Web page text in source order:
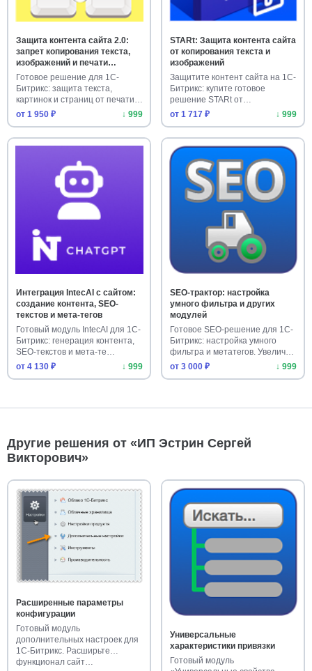
Защита контента сайта 2.0:
запрет копирования текста,
изображений и печати
страниц
Готовое решение для 1С-
Битрикс: защита текста,
картинок и страниц от печати.
Уст…
от 1 950 ₽ ↓ 999
STARt: Защита контента сайта
от копирования текста и
изображений
Защитите контент сайта на 1С-
Битрикс: купите готовое
решение STARt от
копировани…
от 1 717 ₽ ↓ 999
Интеграция IntecAI с сайтом:
создание контента, SEO-
текстов и мета-тегов
Готовый модуль IntecAI для 1С-
Битрикс: генерация контента,
SEO-текстов и мета-те…
от 4 130 ₽
↓ 999
SEO-трактор: настройка
умного фильтра и других
модулей
Готовое SEO-решение для 1С-
Битрикс: настройка умного
фильтра и метатегов. Увелич…
от 3 000 ₽
↓ 999
Другие решения от «ИП Эстрин Сергей
Викторович»
Расширенные параметры
конфигурации
Готовый модуль
дополнительных настроек для
1С-Битрикс. Расширьте
функционал сайт…
Универсальные
характеристики привязки
Готовый модуль